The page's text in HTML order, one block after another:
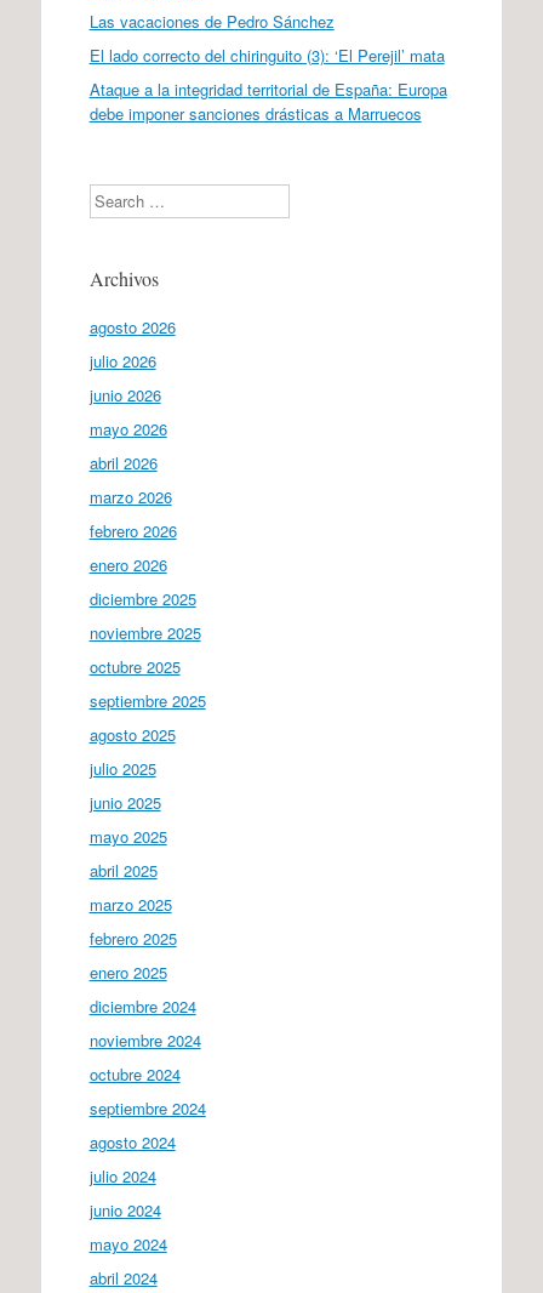
Las vacaciones de Pedro Sánchez
El lado correcto del chiringuito (3): ‘El Perejil’ mata
Ataque a la integridad territorial de España: Europa
debe imponer sanciones drásticas a Marruecos
Search
Archivos
agosto 2026
julio 2026
junio 2026
mayo 2026
abril 2026
marzo 2026
febrero 2026
enero 2026
diciembre 2025
noviembre 2025
octubre 2025
septiembre 2025
agosto 2025
julio 2025
junio 2025
mayo 2025
abril 2025
marzo 2025
febrero 2025
enero 2025
diciembre 2024
noviembre 2024
octubre 2024
septiembre 2024
agosto 2024
julio 2024
junio 2024
mayo 2024
abril 2024